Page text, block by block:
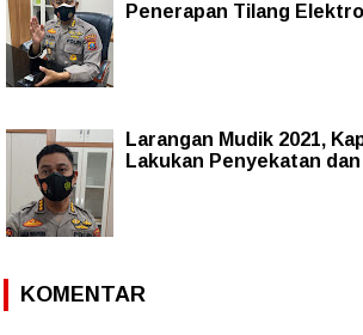
Penerapan Tilang
Larangan Mudik 2021,
Lakukan Penyekatan
KOMENTAR